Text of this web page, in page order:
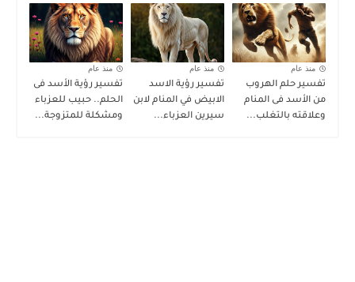
منذ عام
تفسير حلم الهروب
من الأسد فى المنام
وعلاقته بالتغلب...
منذ عام
تفسير رؤية الاسد
الابيض في المنام لابن
سيرين العزباء...
منذ عام
تفسير رؤية الأسد فى
الحلم.. حبيب للعزباء
ومشكلة للمتزوجة...